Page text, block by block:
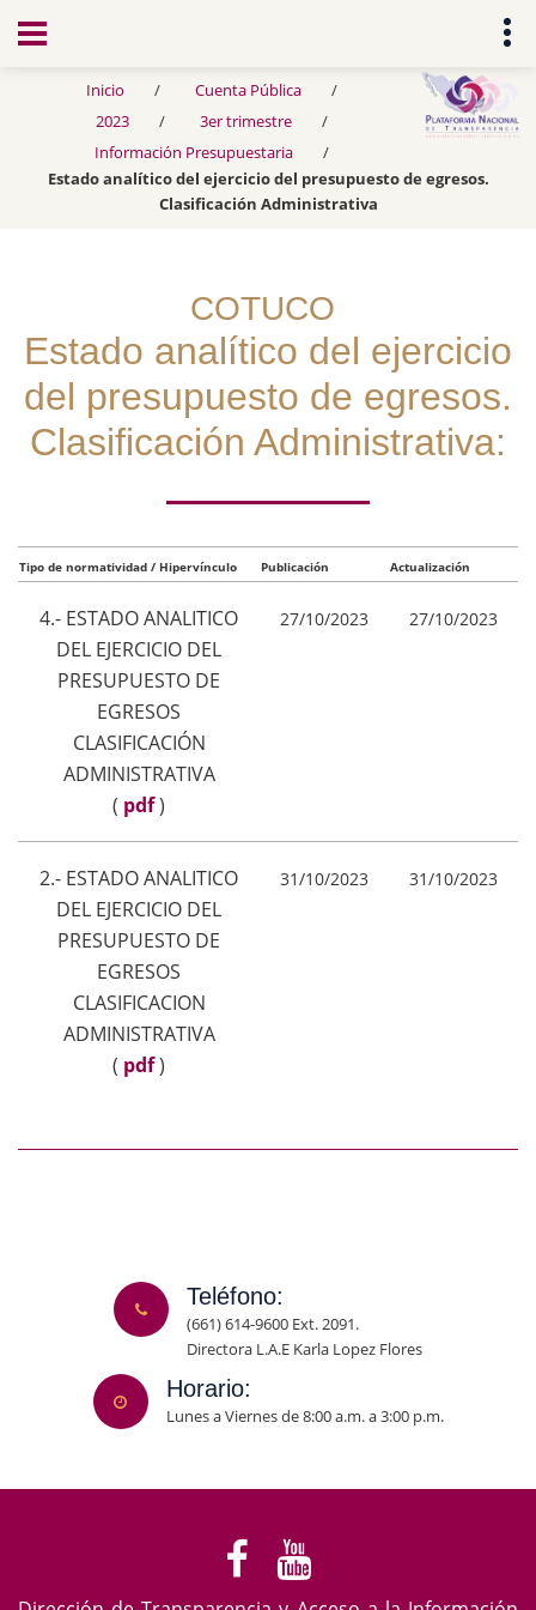
Transparencia
Inicio
Cuenta Pública
2023
3er trimestre
Información Presupuestaria
Estado analítico del ejercicio del presupuesto de egresos.
Clasificación Administrativa
COTUCO
Estado analítico del ejercicio
del presupuesto de egresos.
Clasificación Administrativa:
Tipo de normatividad / Hipervínculo Publicación Actualización
4.- ESTADO ANALITICO
DEL EJERCICIO DEL
PRESUPUESTO DE
EGRESOS
CLASIFICACIÓN
ADMINISTRATIVA
( pdf)
27/10/2023 27/10/2023
2.- ESTADO ANALITICO
DEL EJERCICIO DEL
PRESUPUESTO DE
EGRESOS
CLASIFICACION
ADMINISTRATIVA
( pdf)
31/10/2023 31/10/2023
Teléfono:
(661) 614-9600 Ext. 2091.
Directora L.A.E Karla Lopez Flores
Horario:
Lunes a Viernes de 8:00 a.m. a 3:00 p.m.